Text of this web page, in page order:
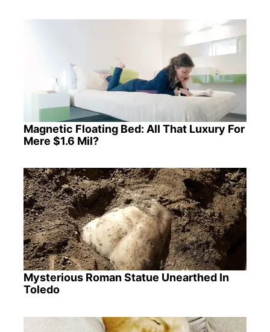
Magnetic Floating Bed: All That Luxury For
Mere $1.6 Mil?
Mysterious Roman Statue Unearthed In
Toledo